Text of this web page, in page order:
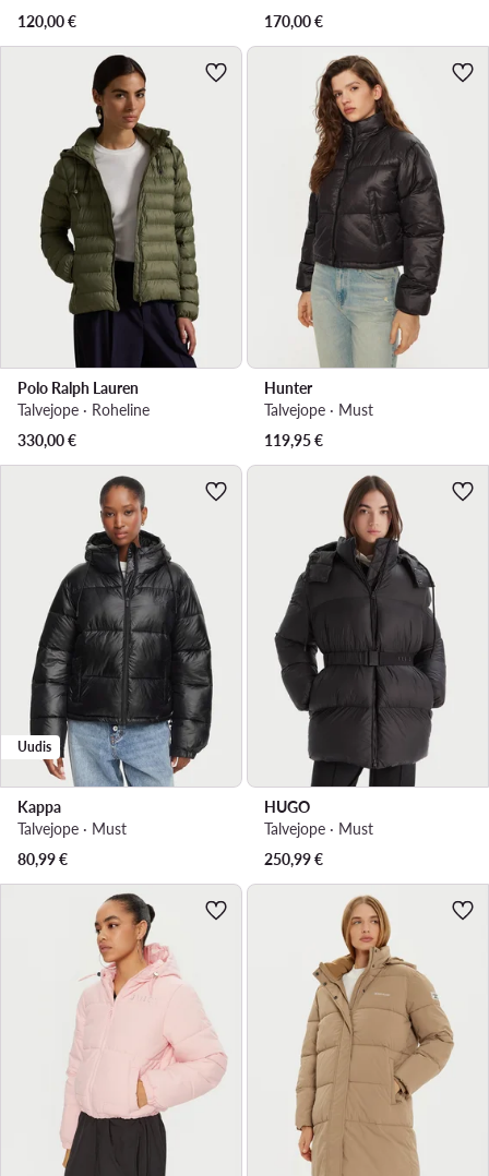
120,00€
170,00€
Polo Ralph Lauren
Talvejope · Roheline
330,00€
Hunter
Talvejope · Must
119,95€
Uudis
Kappa
Talvejope · Must
80,99€
HUGO
Talvejope · Must
250,99€